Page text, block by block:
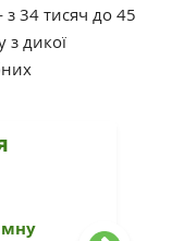
з 34 тисяч до 45
з дикої